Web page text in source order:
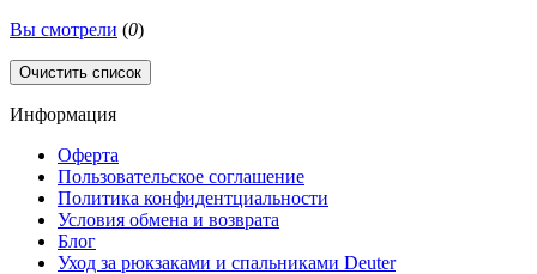
Вы смотрели (0)
Очистить список
Информация
Оферта
Пользовательское соглашение
Политика конфидентциальности
Условия обмена и возврата
Блог
Уход за рюкзаками и спальниками Deuter